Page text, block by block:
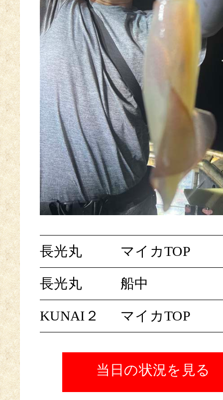
長光丸 マイカTOP
長光丸 船中
KUNAI２ マイカTOP
当日の状況を見る